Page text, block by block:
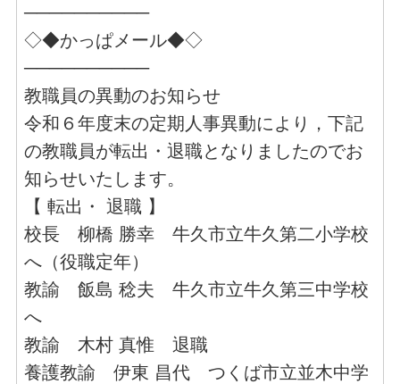
──────────
◇◆かっぱメール◆◇
──────────
教職員の異動のお知らせ
令和６年度末の定期人事異動により，下記
の教職員が転出・退職となりましたのでお
知らせいたします。
【 転出・ 退職 】
校長 柳橋 勝幸 牛久市立牛久第二小学校
へ（役職定年）
教諭 飯島 稔夫 牛久市立牛久第三中学校
へ
教諭 木村 真惟 退職
養護教諭 伊東 昌代 つくば市立並木中学